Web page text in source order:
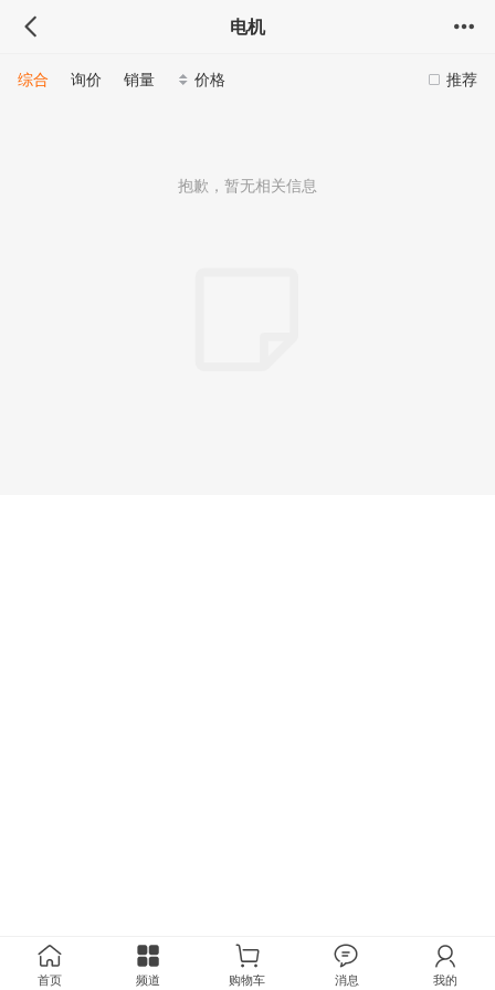
电机
推荐
综合 询价 销量 价格
抱歉，暂无相关信息
首页 频道 购物车 消息 我的